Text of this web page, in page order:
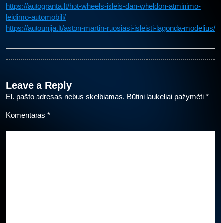
https://autogranta.lt/hot-wheels-isleis-dan-wheldon-atminimo-
leidimo-automobili/
https://autounija.lt/aston-martin-ruosiasi-isleisti-lagonda-modelius/
Leave a Reply
El. pašto adresas nebus skelbiamas. Būtini laukeliai pažymėti *
Komentaras *